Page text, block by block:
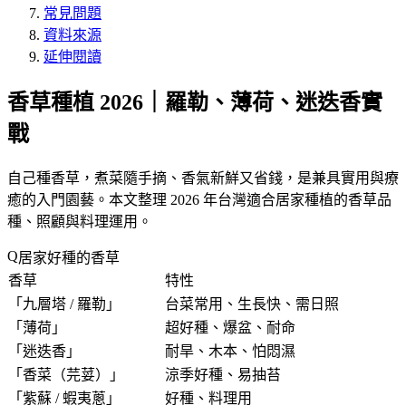
常見問題
資料來源
延伸閱讀
香草種植 2026｜羅勒、薄荷、迷迭香實
戰
自己種香草，煮菜隨手摘、香氣新鮮又省錢，是兼具實用與療
癒的入門園藝。本文整理 2026 年台灣適合居家種植的香草品
種、照顧與料理運用。
居家好種的香草
香草
特性
「 九層塔 / 羅勒 」
台菜常用、生長快、需日照
「 薄荷 」
超好種、爆盆、耐命
「 迷迭香 」
耐旱、木本、怕悶濕
「 香菜（芫荽） 」
涼季好種、易抽苔
「 紫蘇 / 蝦夷蔥 」 好種、料理用